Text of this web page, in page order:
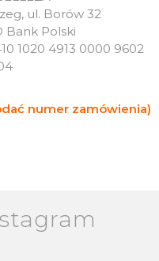
ul. Borów 32
Bank Polski
1020 4913 0000 9602
numer zamówienia)